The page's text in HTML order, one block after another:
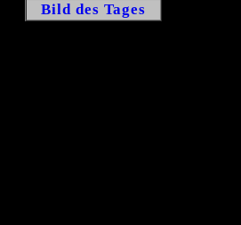
Bild des Tages